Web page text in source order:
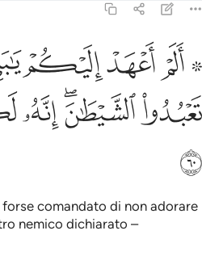
۞ الم اعهد اليكم يا بني ادم ان لا
۞ أَلَمْ أَعْهَدْ إِلَيْكُمْ يَـٰبَنِىٓ ءَادَمَ أَن
ﱣ ﱤﱥﱦ
ﱫﱬﱭﱮ
ﱲ
comandato di non adorare
nemico dichiarato –